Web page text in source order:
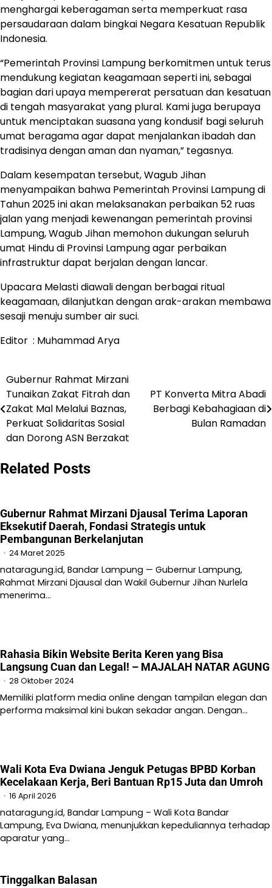
menghargai keberagaman serta memperkuat rasa
persaudaraan dalam bingkai Negara Kesatuan Republik
Indonesia.
“Pemerintah Provinsi Lampung berkomitmen untuk terus
mendukung kegiatan keagamaan seperti ini, sebagai
bagian dari upaya mempererat persatuan dan kesatuan
di tengah masyarakat yang plural. Kami juga berupaya
untuk menciptakan suasana yang kondusif bagi seluruh
umat beragama agar dapat menjalankan ibadah dan
tradisinya dengan aman dan nyaman,” tegasnya.
Dalam kesempatan tersebut, Wagub Jihan
menyampaikan bahwa Pemerintah Provinsi Lampung di
Tahun 2025 ini akan melaksanakan perbaikan 52 ruas
jalan yang menjadi kewenangan pemerintah provinsi
Lampung, Wagub Jihan memohon dukungan seluruh
umat Hindu di Provinsi Lampung agar perbaikan
infrastruktur dapat berjalan dengan lancar.
Upacara Melasti diawali dengan berbagai ritual
keagamaan, dilanjutkan dengan arak-arakan membawa
sesaji menuju sumber air suci.
Editor : Muhammad Arya
Navigasi
pos
Gubernur Rahmat Mirzani
Tunaikan Zakat Fitrah dan
Zakat Mal Melalui Baznas,
Perkuat Solidaritas Sosial
dan Dorong ASN Berzakat
PT Konverta Mitra Abadi
Berbagi Kebahagiaan di
Bulan Ramadan
Related Posts
Gubernur Rahmat Mirzani Djausal Terima Laporan
Eksekutif Daerah, Fondasi Strategis untuk
Pembangunan Berkelanjutan
24 Maret 2025
nataragung.id, Bandar Lampung — Gubernur Lampung,
Rahmat Mirzani Djausal dan Wakil Gubernur Jihan Nurlela
menerima…
Rahasia Bikin Website Berita Keren yang Bisa
Langsung Cuan dan Legal! – MAJALAH NATAR AGUNG
28 Oktober 2024
Memiliki platform media online dengan tampilan elegan dan
performa maksimal kini bukan sekadar angan. Dengan…
Wali Kota Eva Dwiana Jenguk Petugas BPBD Korban
Kecelakaan Kerja, Beri Bantuan Rp15 Juta dan Umroh
16 April 2026
nataragung.id, Bandar Lampung – Wali Kota Bandar
Lampung, Eva Dwiana, menunjukkan kepeduliannya terhadap
aparatur yang…
Tinggalkan Balasan